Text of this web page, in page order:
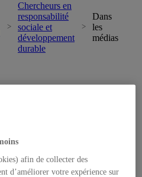
Chercheurs en
responsabilité
sociale et
développement
durable
Dans
les
médias
afin de collecter des
d’améliorer votre expérience sur